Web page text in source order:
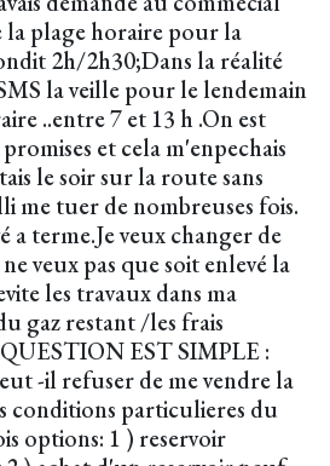
plage horaire pour la
2h/2h30;Dans la réalité
la veille pour le lendemain
..entre 7 et 13 h .On est
et cela m'enpechais
le soir sur la route sans
me tuer de nombreuses fois.
a terme.Je veux changer de
veux pas que soit enlevé la
les travaux dans ma
gaz restant /les frais
EST SIMPLE :
-il refuser de me vendre la
conditions particulieres du
options: 1 ) reservoir